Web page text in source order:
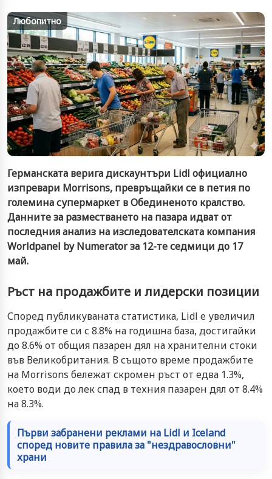
Любопитно
Германската верига дискаунтъри Lidl официално
изпревари Morrisons, превръщайки се в петия по
големина супермаркет в Обединеното кралство.
Данните за разместването на пазара идват от
последния анализ на изследователската компания
Worldpanel by Numerator за 12-те седмици до 17
май.
Ръст на продажбите и лидерски позиции
Според публикуваната статистика, Lidl е увеличил
продажбите си с 8.8% на годишна база, достигайки
до 8.6% от общия пазарен дял на хранителни стоки
във Великобритания. В същото време продажбите
на Morrisons бележат скромен ръст от едва 1.3%,
което води до лек спад в техния пазарен дял от 8.4%
на 8.3%.
Първи забранени реклами на Lidl и Iceland
според новите правила за "нездравословни"
храни